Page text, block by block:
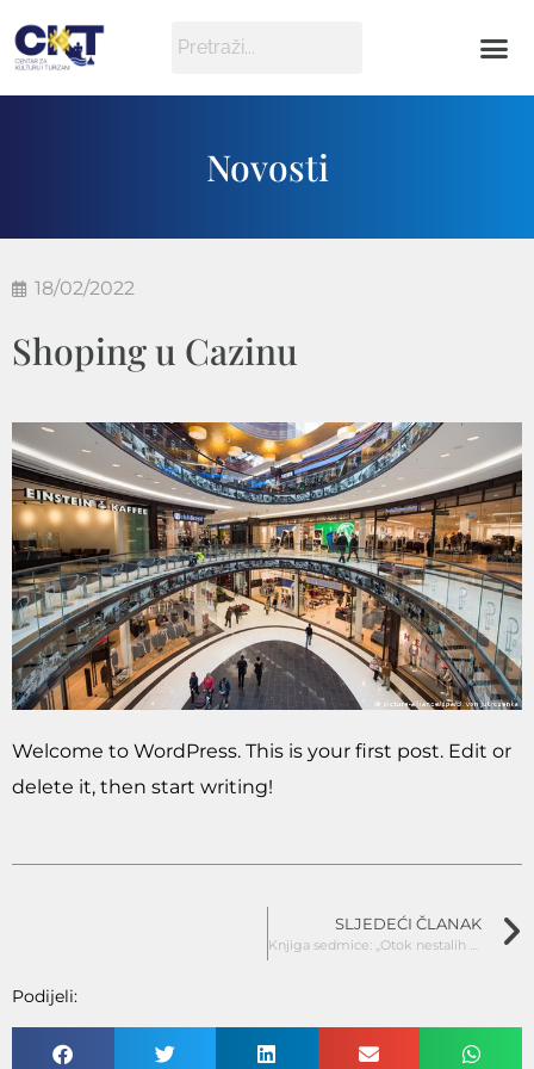
Novosti
18/02/2022
Shoping u Cazinu
Welcome to WordPress. This is your first post. Edit or
delete it, then start writing!
SLJEDEĆI ČLANAK
Knjiga sedmice: „Otok nestalih stabala“
Podijeli: